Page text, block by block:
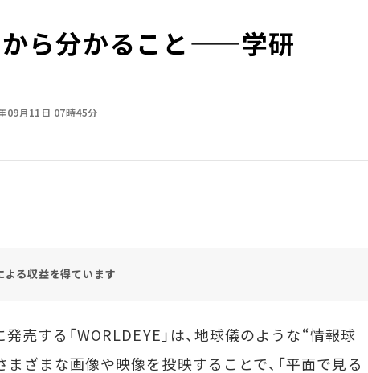
から分かること——学研
09月11日 07時45分
る収益を得ています
売する「WORLDEYE」は、地球儀のような“情報球
ざまな画像や映像を投映することで、「平面で見る